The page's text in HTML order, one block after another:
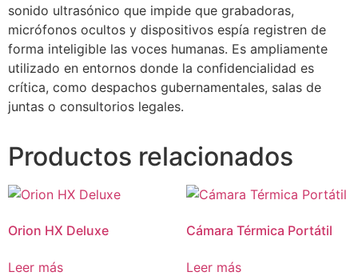
sonido ultrasónico que impide que grabadoras,
micrófonos ocultos y dispositivos espía registren de
forma inteligible las voces humanas. Es ampliamente
utilizado en entornos donde la confidencialidad es
crítica, como despachos gubernamentales, salas de
juntas o consultorios legales.
Productos relacionados
Orion HX Deluxe
Leer más
Cámara Térmica Portátil
Leer más